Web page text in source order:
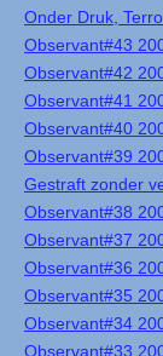
Onder Druk,
Observant#43
Observant#42
Observant#41
Observant#40
Observant#39
Gestraft zonder
Observant#38
Observant#37
Observant#36
Observant#35
Observant#34
Observant#33